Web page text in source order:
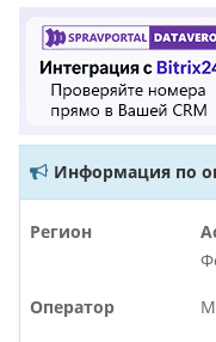
Информация по
Регион
Оператор